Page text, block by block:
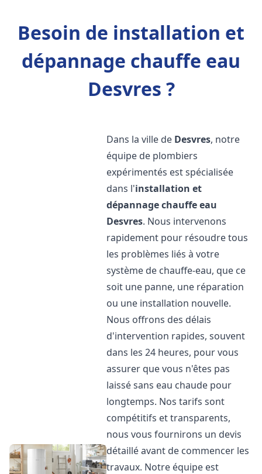
Besoin de installation et
dépannage chauffe eau
Desvres ?
Dans la ville de Desvres, notre
équipe de plombiers
expérimentés est spécialisée
dans l'installation et
dépannage chauffe eau
Desvres. Nous intervenons
rapidement pour résoudre tous
les problèmes liés à votre
système de chauffe-eau, que ce
soit une panne, une réparation
ou une installation nouvelle.
Nous offrons des délais
d'intervention rapides, souvent
dans les 24 heures, pour vous
assurer que vous n'êtes pas
laissé sans eau chaude pour
longtemps. Nos tarifs sont
compétitifs et transparents,
nous vous fournirons un devis
détaillé avant de commencer les
travaux. Notre équipe est